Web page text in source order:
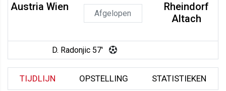
Austria Wien
Afgelopen
Rheindorf
Altach
D. Radonjic 57'
TIJDLIJN OPSTELLING STATISTIEKEN